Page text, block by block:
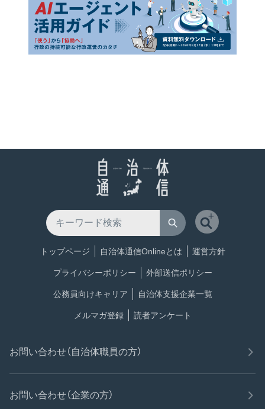
トップページ 自治体通信Onlineとは 運営方針
プライバシーポリシー 外部送信ポリシー
公務員向けキャリア 自治体支援企業一覧
メルマガ登録 読者アンケート
お問い合わせ（自治体職員の方）
お問い合わせ（企業の方）